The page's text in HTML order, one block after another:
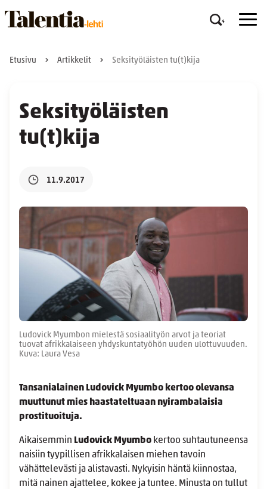
Etusivu Artikkelit Seksityöläisten tu(t)kija
Seksityöläisten
tu(t)kija
11.9.2017
Ludovick Myumbon mielestä sosiaalityön arvot ja teoriat
tuovat afrikkalaiseen yhdyskuntatyöhön uuden ulottuvuuden.
Kuva: Laura Vesa
Tansanialainen Ludovick Myumbo kertoo olevansa
muuttunut mies haastateltuaan nyirambalaisia
prostituoituja.
Aikaisemmin Ludovick Myumbo kertoo suhtautuneensa
naisiin tyypillisen afrikkalaisen miehen tavoin
vähättelevästi ja alistavasti. Nykyisin häntä kiinnostaa,
mitä nainen ajattelee, kokee ja tuntee. Minusta on tullut